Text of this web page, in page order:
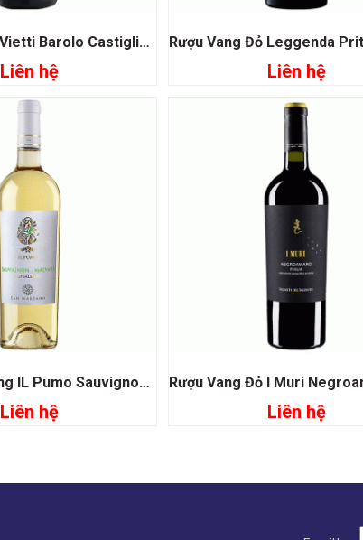
Đọc tiếp
Rượu Vang Đỏ Vietti Barolo Castiglione
Liên hệ
Đọc tiếp
Liên hệ
Đọc tiếp
Rượu vang trắng IL Pumo Sauvignon Malvasia
Liên hệ
Đọc tiếp
Liên hệ